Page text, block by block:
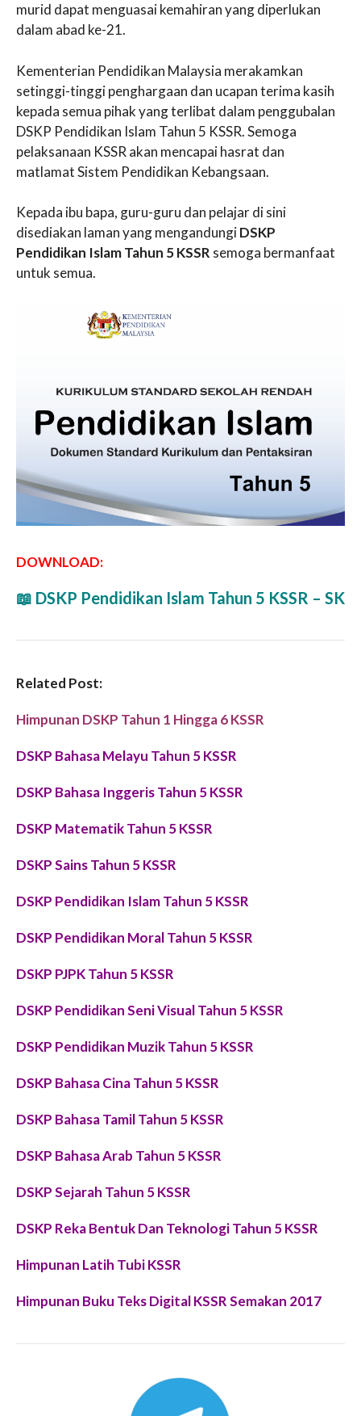
murid dapat menguasai kemahiran yang diperlukan
dalam abad ke-21.
Kementerian Pendidikan Malaysia merakamkan
setinggi-tinggi penghargaan dan ucapan terima kasih
kepada semua pihak yang terlibat dalam penggubalan
DSKP Pendidikan Islam Tahun 5 KSSR. Semoga
pelaksanaan KSSR akan mencapai hasrat dan
matlamat Sistem Pendidikan Kebangsaan.
Kepada ibu bapa, guru-guru dan pelajar di sini
disediakan laman yang mengandungiDSKP
Pendidikan Islam Tahun 5 KSSR semoga bermanfaat
untuk semua.
DOWNLOAD:
📖 DSKP Pendidikan Islam Tahun 5 KSSR – SK
Related Post:
Himpunan DSKP Tahun 1 Hingga 6 KSSR
DSKP Bahasa Melayu Tahun 5 KSSR
DSKP Bahasa Inggeris Tahun 5 KSSR
DSKP Matematik Tahun 5 KSSR
DSKPSainsTahun 5 KSSR
DSKP Pendidikan Islam Tahun 5 KSSR
DSKP Pendidikan Moral Tahun 5 KSSR
DSKP PJPK Tahun 5 KSSR
DSKP Pendidikan Seni Visual Tahun 5 KSSR
DSKP Pendidikan Muzik Tahun 5 KSSR
DSKP Bahasa Cina Tahun 5 KSSR
DSKP Bahasa Tamil Tahun 5 KSSR
DSKP Bahasa Arab Tahun 5 KSSR
DSKP Sejarah Tahun 5 KSSR
DSKP Reka Bentuk Dan Teknologi Tahun 5 KSSR
Himpunan Latih Tubi KSSR
Himpunan Buku Teks Digital KSSR Semakan 2017